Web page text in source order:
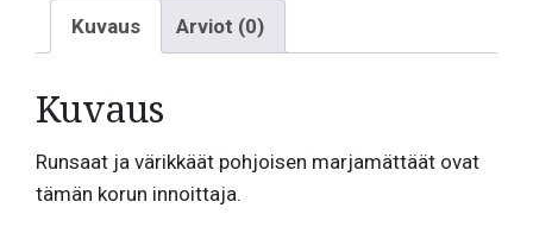
Kuvaus Arviot (0)
Kuvaus
Runsaat ja värikkäät pohjoisen marjamättäät ovat
tämän korun innoittaja.